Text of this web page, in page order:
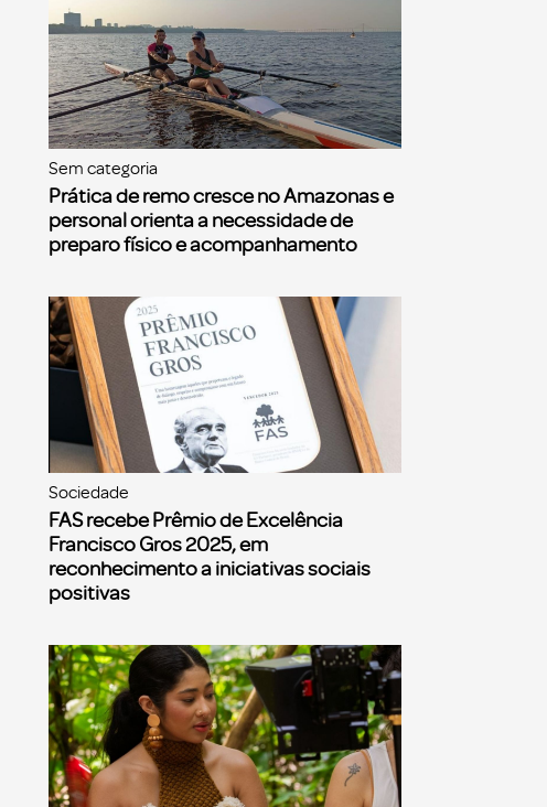
Sem categoria
Prática de remo cresce no Amazonas e
personal orienta a necessidade de
preparo físico e acompanhamento
Sociedade
FAS recebe Prêmio de Excelência
Francisco Gros 2025, em
reconhecimento a iniciativas sociais
positivas